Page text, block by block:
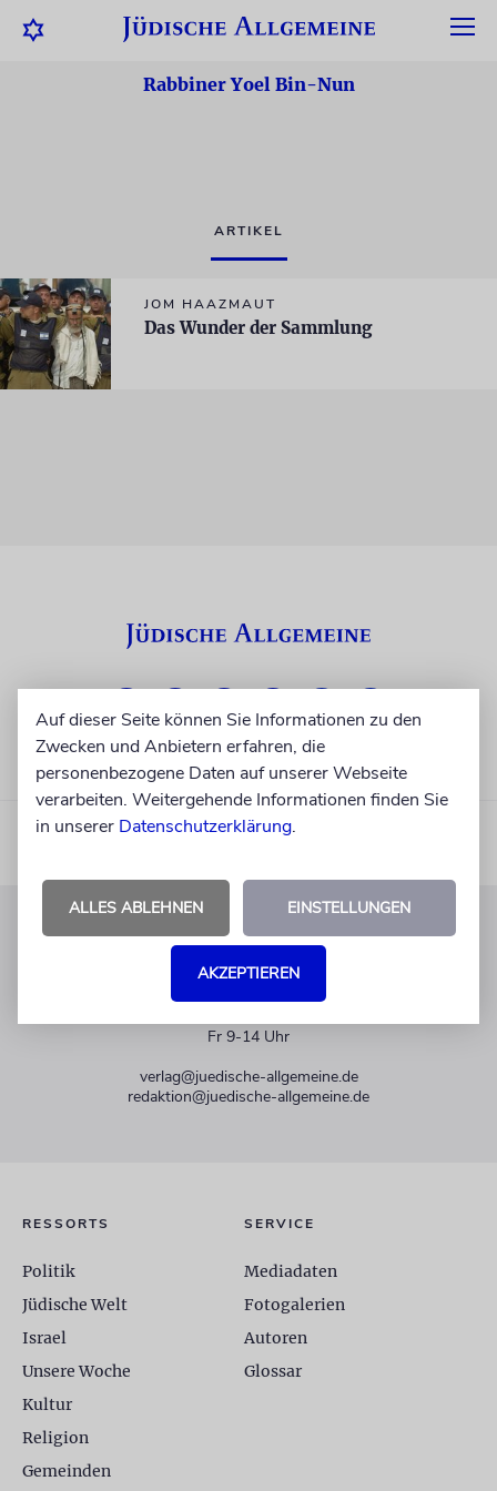
Rabbiner Yoel Bin-Nun
ARTIKEL
JOM HAAZMAUT
Das Wunder der Sammlung
KUNDENSERVICE
Fr 9-14 Uhr
verlag@juedische-allgemeine.de
redaktion@juedische-allgemeine.de
RESSORTS
Politik
Jüdische Welt
Israel
Unsere Woche
Kultur
Religion
Gemeinden
SERVICE
Mediadaten
Fotogalerien
Autoren
Glossar
Auf dieser Seite können Sie Informationen zu den
Zwecken und Anbietern erfahren, die
personenbezogene Daten auf unserer Webseite
verarbeiten. Weitergehende Informationen finden Sie
in unserer Datenschutzerklärung.
ALLES ABLEHNEN EINSTELLUNGEN
AKZEPTIEREN